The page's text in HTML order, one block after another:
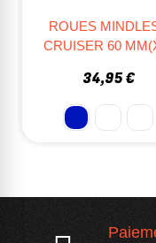
ROUES MINDLESS
65MM (x4)
39,95 €